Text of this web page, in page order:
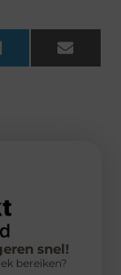
LinkedIn Email
snel!
bereiken?